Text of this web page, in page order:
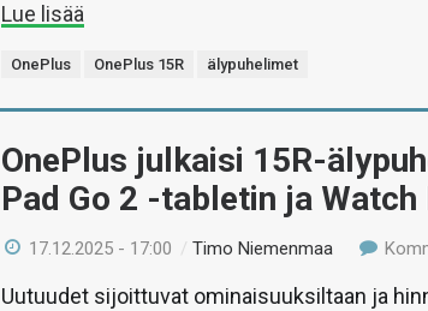
Lue lisää
OnePlus OnePlus 15R älypuhelimet
OnePlus julkaisi 15R-
Pad Go 2 -tabletin ja
17.12.2025 - 17:00 /Timo Niemenmaa
Uutuudet sijoittuvat ominaisuuksiltaan ja